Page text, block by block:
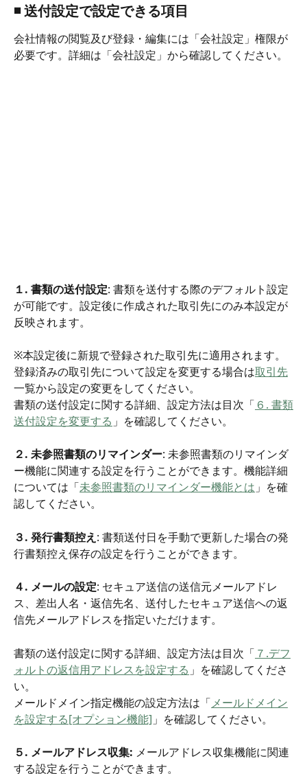
◾️ 送付設定で設定できる項目
会社情報の閲覧及び登録・編集には「会社設定」権限が
必要です。詳細は「会社設定」から確認してください。
１. 書類の送付設定: 書類を送付する際のデフォルト設定
が可能です。設定後に作成された取引先にのみ本設定が
反映されます。
※本設定後に新規で登録された取引先に適用されます。
登録済みの取引先について設定を変更する場合は取引先
一覧から設定の変更をしてください。
書類の送付設定に関する詳細、設定方法は目次「 ６. 書類
送付設定を変更する 」を確認してください。
２. 未参照書類のリマインダー: 未参照書類のリマインダ
ー機能に関連する設定を行うことができます。機能詳細
については「未参照書類のリマインダー機能とは」を確
認してください。
３. 発行書類控え : 書類送付日を手動で更新した場合の発
行書類控え保存の設定を行うことができます。
４. メールの設定: セキュア送信の送信元メールアドレ
ス、差出人名・返信先名、送付したセキュア送信への返
信先メールアドレスを指定いただけます。
書類の送付設定に関する詳細、設定方法は目次「 ７.デフ
ォルトの返信用アドレスを設定する 」を確認してくださ
い。
メールドメイン指定機能の設定方法は「メールドメイン
を設定する[オプション機能] 」を確認してください。
５. メールアドレス収集: メールアドレス収集機能に関連
する設定を行うことができます。